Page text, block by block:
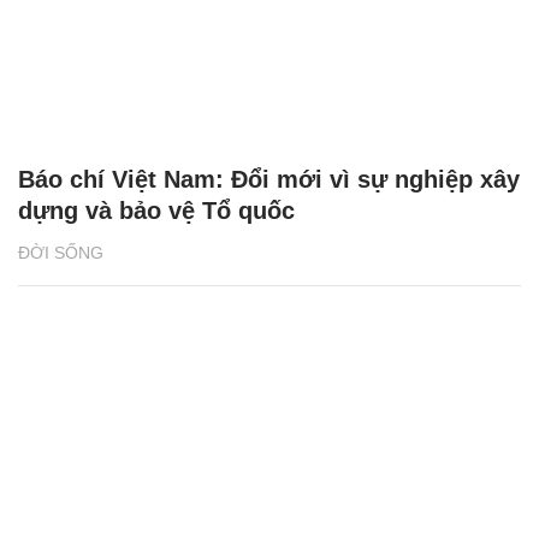
ĐỜI SỐNG
Báo chí Việt Nam: Đổi mới vì sự nghiệp xây
dựng và bảo vệ Tổ quốc